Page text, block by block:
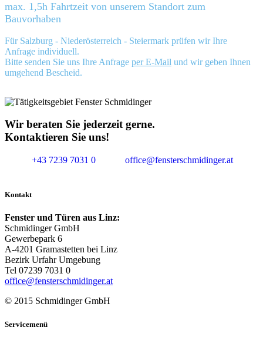
max. 1,5h Fahrtzeit von unserem Standort zum
Bauvorhaben
Für Salzburg - Niederösterreich - Steiermark prüfen wir Ihre
Anfrage individuell.
Bitte senden Sie uns Ihre Anfrage per E-Mail und wir geben Ihnen
umgehend Bescheid.
Wir beraten Sie jederzeit gerne.
Kontaktieren Sie uns!
+43 7239 7031 0 office@fensterschmidinger.at
Kontakt
Fenster und Türen aus Linz:
Schmidinger GmbH
Gewerbepark 6
A-4201 Gramastetten bei Linz
Bezirk Urfahr Umgebung
Tel 07239 7031 0
office@fensterschmidinger.at
© 2015 Schmidinger GmbH
Servicemenü